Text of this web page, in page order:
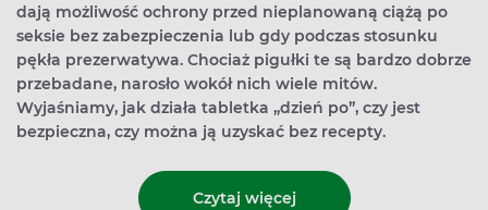
dają możliwość ochrony przed nieplanowaną ciążą po
seksie bez zabezpieczenia lub gdy podczas stosunku
pękła prezerwatywa. Chociaż pigułki te są bardzo dobrze
przebadane, narosło wokół nich wiele mitów.
Wyjaśniamy, jak działa tabletka „dzień po”, czy jest
bezpieczna, czy można ją uzyskać bez recepty.
Czytaj więcej